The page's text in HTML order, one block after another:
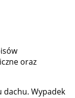
oraz
dachu. Wypadek